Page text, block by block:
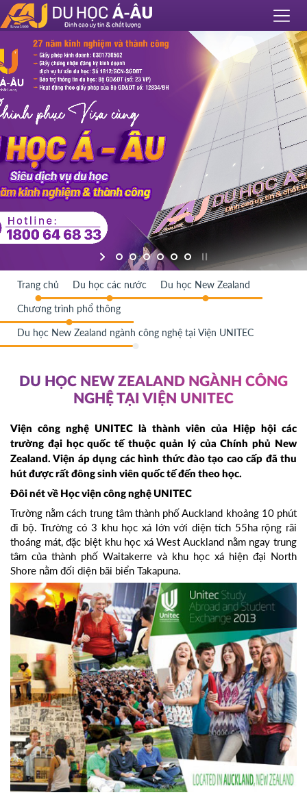
Trang chủ Du học các nước Du học New Zealand
Chương trình phổ thông
Du học New Zealand ngành công nghệ tại Viện UNITEC
DU HỌC NEW ZEALAND NGÀNH CÔNG
NGHỆ TẠI VIỆN UNITEC
Viện công nghệ UNITEC là thành viên của Hiệp hội các
trường đại học quốc tế thuộc quản lý của Chính phủ New
Zealand. Viện áp dụng các hình thức đào tạo cao cấp đã thu
hút được rất đông sinh viên quốc tế đến theo học.
Đôi nét về Học viện công nghệ UNITEC
Trường nằm cách trung tâm thành phố Auckland khoảng 10 phút
đi bộ. Trường có 3 khu học xá lớn với diện tích 55ha rộng rãi
thoáng mát, đặc biệt khu học xá West Auckland nằm ngay trung
tâm của thành phố Waitakerre và khu học xá hiện đại North
Shore nằm đối diện bãi biển Takapuna.